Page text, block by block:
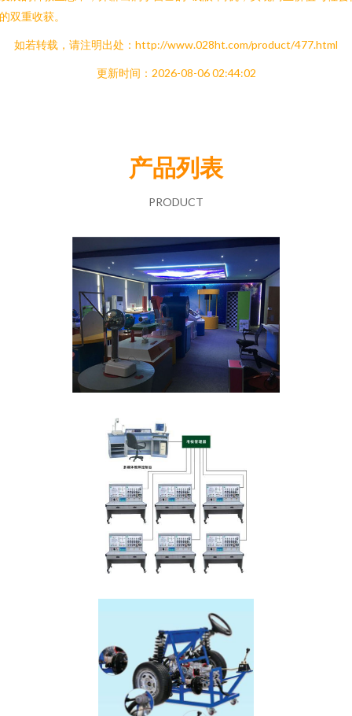
双重收获。
如若转载，请注明出处：http://www.028ht.com/product/477.html
更新时间：2026-08-06 02:44:02
产品列表
PRODUCT